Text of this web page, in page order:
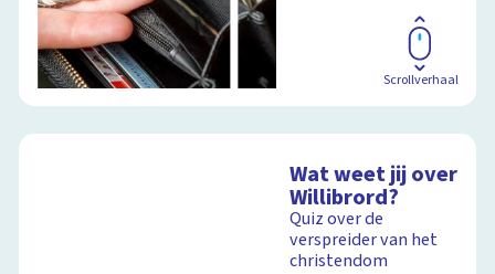
Scrollverhaal
Wat weet jij over
Willibrord?
Quiz over de
verspreider van het
christendom